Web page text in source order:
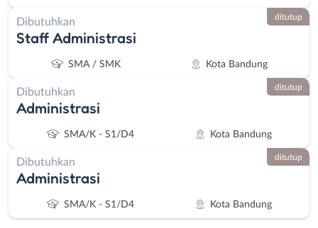
Dibutuhkan
Staff Administrasi
SMA / SMK Kota Bandung
ditutup
Dibutuhkan
Administrasi
SMA/K - S1/D4 Kota Bandung
ditutup
Dibutuhkan
Administrasi
SMA/K - S1/D4 Kota Bandung
ditutup